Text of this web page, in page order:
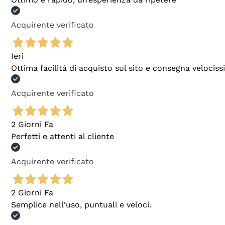
Acquirente verificato
Ieri
Ottima facilità di acquisto sul sito e consegna
Acquirente verificato
2 Giorni Fa
Perfetti e attenti al cliente
Acquirente verificato
2 Giorni Fa
Semplice nell'uso, puntuali e veloci.